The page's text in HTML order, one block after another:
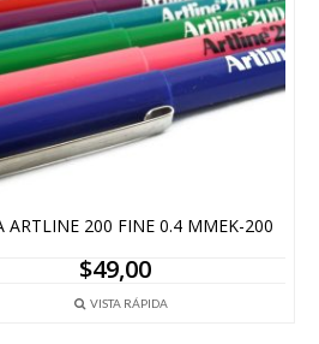
ARTLINE 200 FINE 0.4 MMEK-200
$49,00
VISTA RÁPIDA